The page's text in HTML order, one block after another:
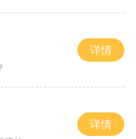
详情
详情